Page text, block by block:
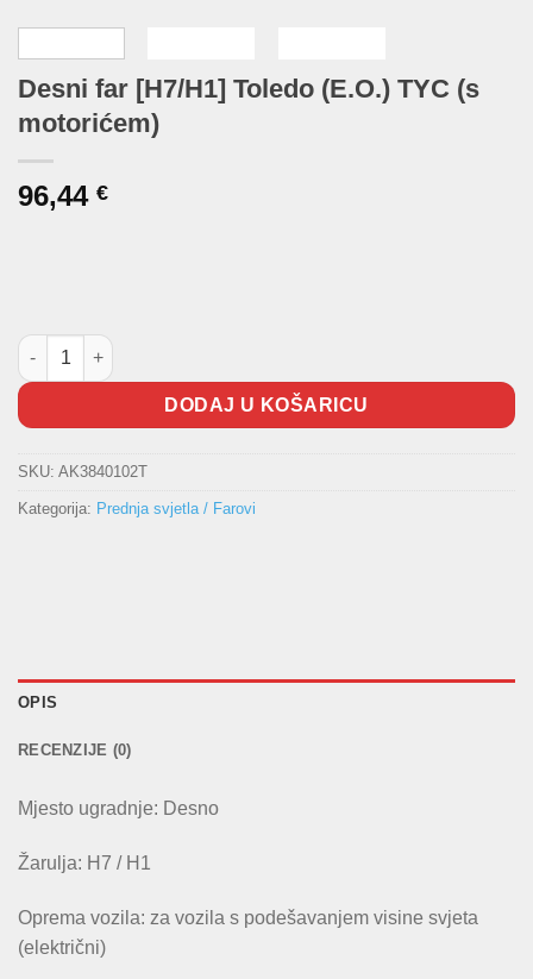
Desni far [H7/H1] Toledo (E.O.) TYC (s
motorićem)
96,44 €
Desni far [H7/H1] Toledo (E.O.) TYC (s motorićem) količina
DODAJ U KOŠARICU
SKU: AK3840102T
Kategorija: Prednja svjetla / Farovi
OPIS
RECENZIJE (0)
Mjesto ugradnje: Desno
Žarulja: H7 / H1
Oprema vozila: za vozila s podešavanjem visine svjeta
(električni)